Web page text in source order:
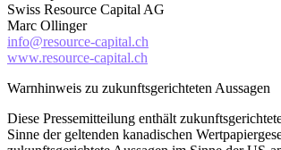
Swiss Resource Capital AG
Marc Ollinger
info@resource-capital.ch
www.resource-capital.ch
Warnhinweis zu zukunftsgerichteten Aussagen
Diese Pressemitteilung enthält
Sinne der geltenden kanadischen